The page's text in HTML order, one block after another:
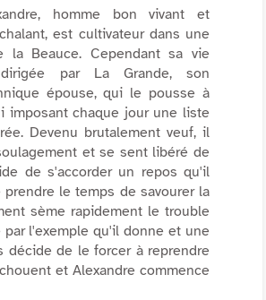
homme bon vivant et
est cultivateur dans une
la Beauce. Cependant sa vie
par La Grande, son
épouse, qui le pousse à
imposant chaque jour une liste
Devenu brutalement veuf, il
et se sent libéré de
de s'accorder un repos qu'il
le temps de savourer la
sème rapidement le trouble
l'exemple qu'il donne et une
décide de le forcer à reprendre
et Alexandre commence